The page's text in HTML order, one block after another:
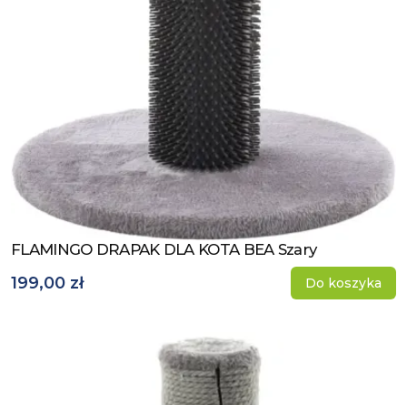
Zobacz produkt
FLAMINGO DRAPAK DLA KOTA BEA Szary
199,00 zł Do koszyka